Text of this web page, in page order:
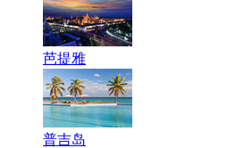
芭提雅
普吉岛